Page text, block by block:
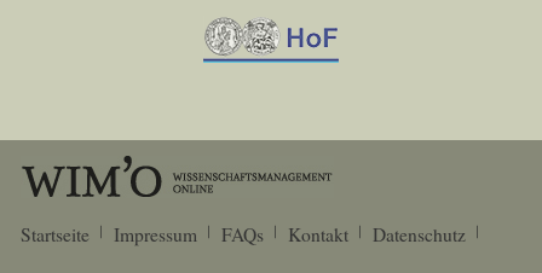
Startseite Impressum FAQs Kontakt
Datenschutz